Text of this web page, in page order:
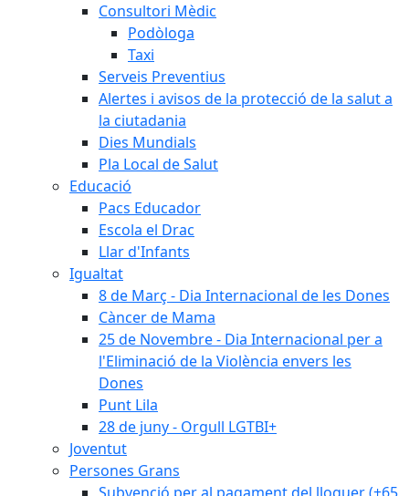
Consultori Mèdic
Podòloga
Taxi
Serveis Preventius
Alertes i avisos de la protecció de la salut a
la ciutadania
Dies Mundials
Pla Local de Salut
Educació
Pacs Educador
Escola el Drac
Llar d'Infants
Igualtat
8 de Març - Dia Internacional de les Dones
Càncer de Mama
25 de Novembre - Dia Internacional per a
l'Eliminació de la Violència envers les
Dones
Punt Lila
28 de juny - Orgull LGTBI+
Joventut
Persones Grans